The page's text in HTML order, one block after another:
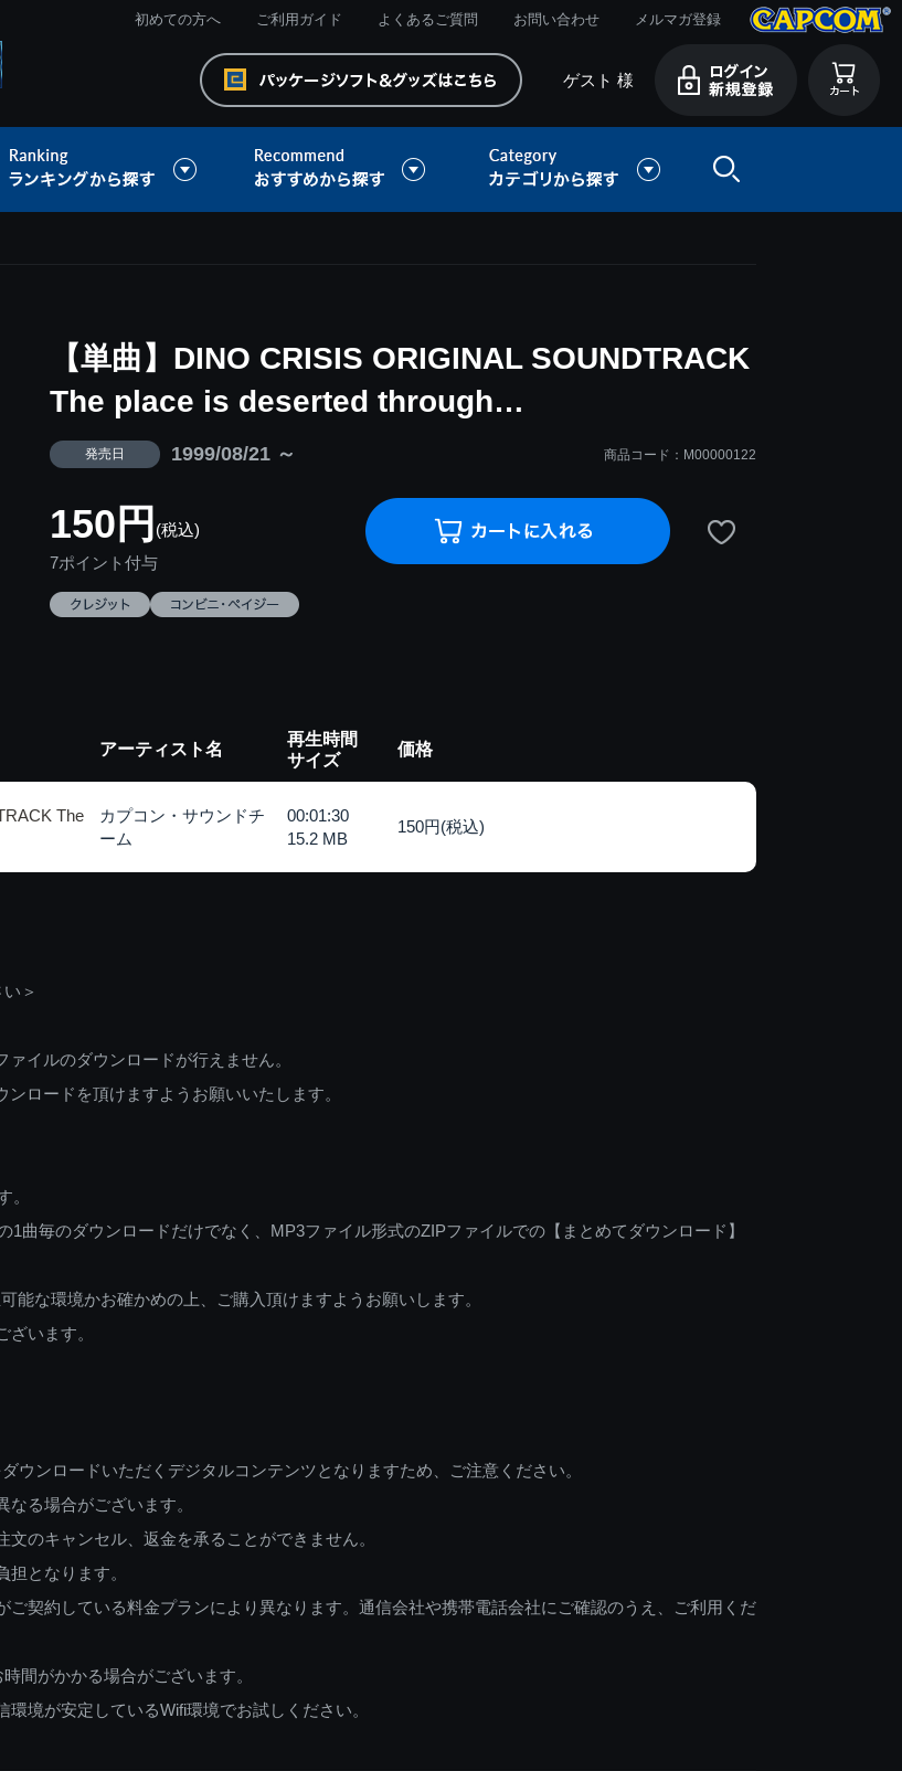
初めての方へ ご利用ガイド よくあるご質問 お問い合わせ メルマガ登録
ゲスト 様
【単曲】DINO CRISIS ORIGINAL SOUNDTRACK
The place is deserted through…
発売日 1999/08/21 ～ 商品コード：M00000122
150円 (税込)
7ポイント付与
アーティスト名
再生時間
サイズ
価格
The
カプコン・サウンドチ
ーム
00:01:30
15.2 MB
150円(税込)
＞
イルのダウンロードが行えません。
ロードを頂けますようお願いいたします。
。
曲毎のダウンロードだけでなく、MP3ファイル形式のZIPファイルでの【まとめてダウンロード】
な環境かお確かめの上、ご購入頂けますようお願いします。
います。
ウンロードいただくデジタルコンテンツとなりますため、ご注意ください。
る場合がございます。
のキャンセル、返金を承ることができません。
となります。
ご契約している料金プランにより異なります。通信会社や携帯電話会社にご確認のうえ、ご利用くだ
間がかかる場合がございます。
境が安定しているWifi環境でお試しください。